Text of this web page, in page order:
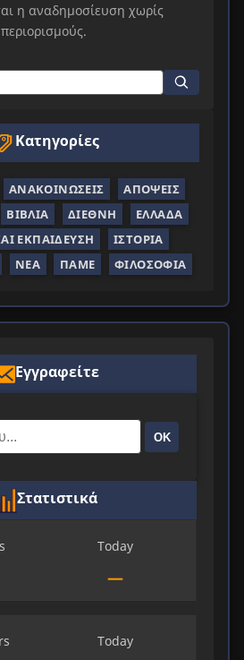
η αναδημοσίευση χωρίς
περιορισμούς.
Κατηγορίες
ΑΝΑΚΟΙΝΏΣΕΙΣ
ΑΠΌΨΕΙΣ
ΒΙΒΛΊΑ ΔΙΕΘΝΉ
ΕΛΛΆΔΑ
ΕΚΠΑΊΔΕΥΣΗ
ΙΣΤΟΡΊΑ
ΝΈΑ ΠΑΜΕ ΦΙΛΟΣΟΦΊΑ
Εγγραφείτε
ΟΚ
Στατιστικά
Today
—
Today